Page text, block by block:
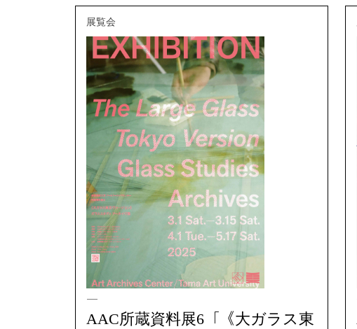
2025/09/16
展覧会
AAC所蔵資料展6「《大ガラス東